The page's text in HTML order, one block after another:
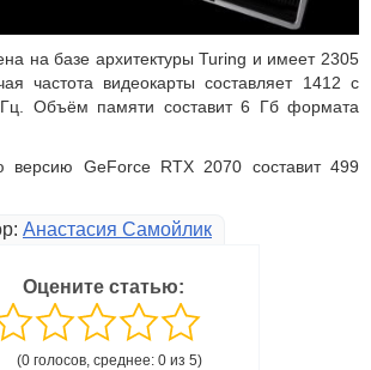
на базе архитектуры Turing и имеет 2305
частота видеокарты составляет 1412 с
Объём памяти составит 6 Гб формата
версию GeForce RTX 2070 составит 499
Анастасия Самойлик
Оцените статью:
(0 голосов, среднее: 0 из 5)